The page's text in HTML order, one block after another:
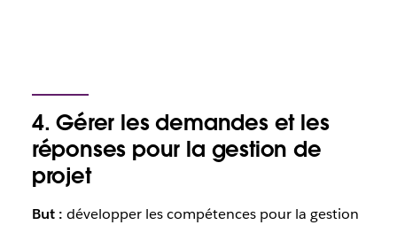
4. Gérer les demandes et les
réponses pour la gestion de
projet
But : développer les compétences pour la gestion